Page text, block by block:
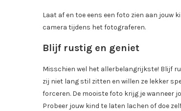
Laat af en toe eens een foto zien aan jouw
camera tijdens het fotograferen.
Blijf rustig en geniet
Misschien wel het allerbelangrijkste! Blijf
zij niet lang stil zitten en willen ze lekker
forceren. De mooiste foto krijg je wanneer
Probeer jouw kind te laten lachen of doe